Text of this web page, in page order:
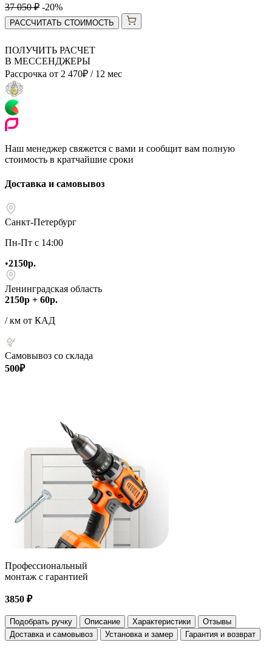
37 050₽ -20%
РАССЧИТАТЬ СТОИМОСТЬ
ПОЛУЧИТЬ РАСЧЕТ
В МЕССЕНДЖЕРЫ
Рассрочка от 2 470₽ / 12 мес
Наш менеджер свяжется с вами и сообщит вам полную
стоимость в кратчайшие сроки
Доставка и самовывоз
Санкт-Петербург
Пн-Пт с 14:00
•2150р.
Ленинградская область
2150р + 60р.
/ км от КАД
Самовывоз со склада
500₽
Профессиональный
монтаж с гарантией
3850 ₽
Подобрать ручку Описание Характеристики
Отзывы
Доставка и самовывоз
Установка и замер Гарантия и возврат